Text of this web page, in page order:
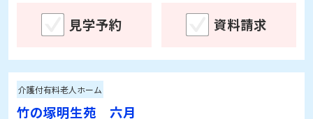
月額利用料：